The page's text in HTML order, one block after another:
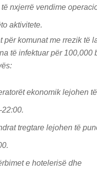
nxjerrë vendime
aktivitete.
për komunat me rrezik të
të infektuar për 100,000
ekonomik lejohen
tregtare lejohen të
e hotelerisë dhe